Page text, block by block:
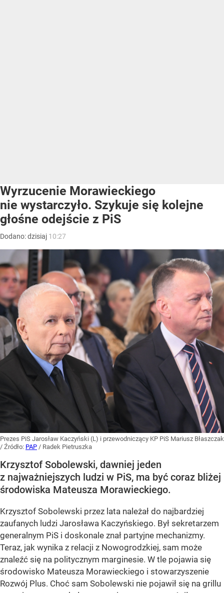
Wyrzucenie Morawieckiego
nie wystarczyło. Szykuje się kolejne
głośne odejście z PiS
Dodano:dzisiaj 10:27
Prezes PiS Jarosław Kaczyński (L) i przewodniczący KP PiS Mariusz Błaszczak
/ Źródło: PAP / Radek Pietruszka
Krzysztof Sobolewski, dawniej jeden
z najważniejszych ludzi w PiS, ma być coraz bliżej
środowiska Mateusza Morawieckiego.
Krzysztof Sobolewski przez lata należał do najbardziej
zaufanych ludzi Jarosława Kaczyńskiego. Był sekretarzem
generalnym PiS i doskonale znał partyjne mechanizmy.
Teraz, jak wynika z relacji z Nowogrodzkiej, sam może
znaleźć się na politycznym marginesie. W tle pojawia się
środowisko Mateusza Morawieckiego i stowarzyszenie
Rozwój Plus. Choć sam Sobolewski nie pojawił się na grillu